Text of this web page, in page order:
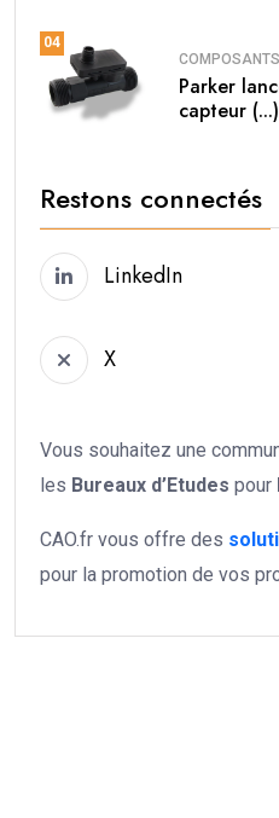
04
Parker
capteur (...)
Restons connectés
LinkedIn
X
Vous souhaitez une
les Bureaux d’Etudes pour
CAO.fr vous offre des
pour la promotion de vos